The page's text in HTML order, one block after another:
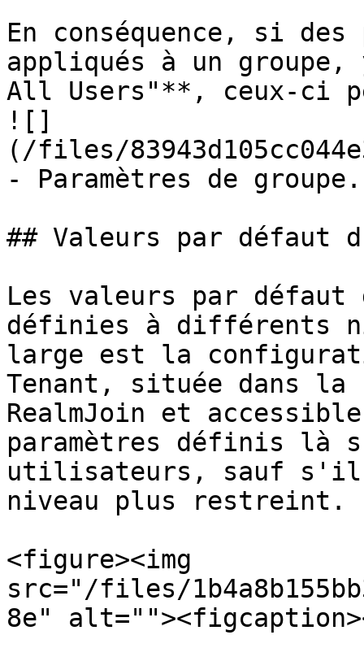
En conséquence, si
appliqués à un
All Users"**, ceux-ci
![]
(/files/
- Paramètres de groupe.
## Valeurs par défaut
Les valeurs par défaut
définies à différents
large est la
Tenant, située dans
RealmJoin et
paramètres définis là
utilisateurs, sauf s'ils
niveau plus restreint.
<figure><img
src="/files/
8e"